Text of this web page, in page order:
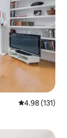
औसत रेटिंग 5 में से
4.98 (131)